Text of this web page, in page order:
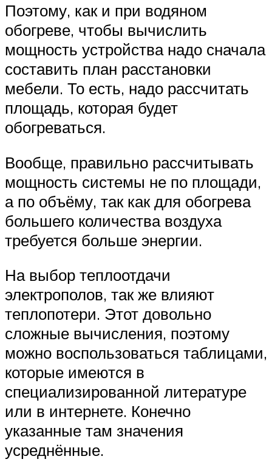
Поэтому, как и при водяном
обогреве, чтобы вычислить
мощность устройства надо сначала
составить план расстановки
мебели. То есть, надо рассчитать
площадь, которая будет
обогреваться.
Вообще, правильно рассчитывать
мощность системы не по площади,
а по объёму, так как для обогрева
большего количества воздуха
требуется больше энергии.
На выбор теплоотдачи
электрополов, так же влияют
теплопотери. Этот довольно
сложные вычисления, поэтому
можно воспользоваться таблицами,
которые имеются в
специализированной литературе
или в интернете. Конечно
указанные там значения
усреднённые.